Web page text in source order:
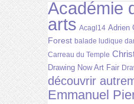
Académie
arts Acagl14 Adrien
Forest balade ludique
Carreau du Temple
Drawing Now Art Fair
découvrir
Emmanuel